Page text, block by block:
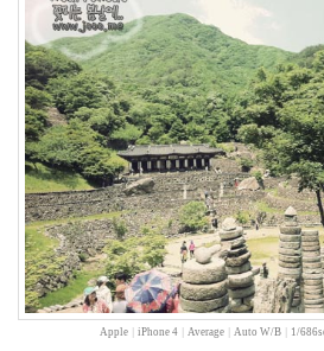
Apple iPhone 4 Average Auto W/B 1/
2007
년
7
월
11
2007
년
8
월
3
2007
년
9
월